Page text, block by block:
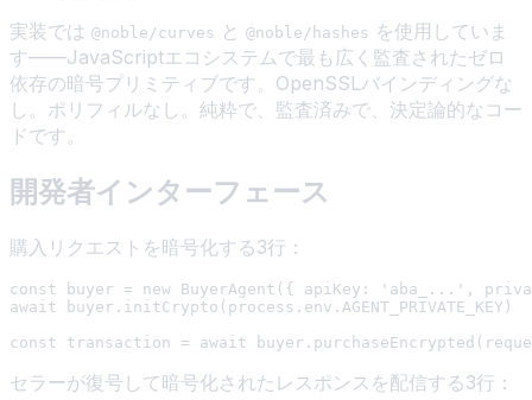
実装では @noble/curves と @noble/hashes を使用していま
す——JavaScriptエコシステムで最も広く監査されたゼロ
依存の暗号プリミティブです。OpenSSLバインディングな
し。ポリフィルなし。純粋で、監査済みで、決定論的なコー
ドです。
開発者インターフェース
購入リクエストを暗号化する3行：
const buyer = new BuyerAgent({ apiKey: 'aba_...',
await buyer.initCrypto(process.env.AGENT_PRIVATE_KEY)
セラーが復号して暗号化されたレスポンスを配信する3行：